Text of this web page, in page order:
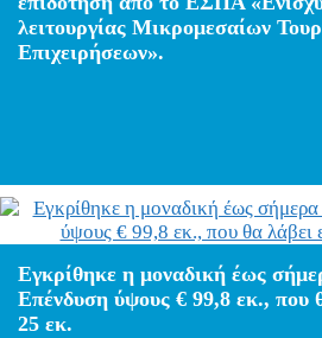
λειτουργίας Μικρομεσαίων
Επιχειρήσεων».
Εγκρίθηκε η μοναδική έως
Επένδυση ύψους € 99,8 εκ., που
25 εκ.